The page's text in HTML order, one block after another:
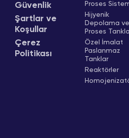
Güvenlik
Şartlar ve
Koşullar
Çerez
Politikası
Proses
Hijyenik
Depolama ve
Proses
Özel İmalat
Paslanmaz
Tanklar
Reaktörler